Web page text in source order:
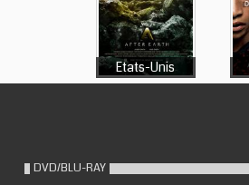
Etats-Unis
DVD/BLU-RAY